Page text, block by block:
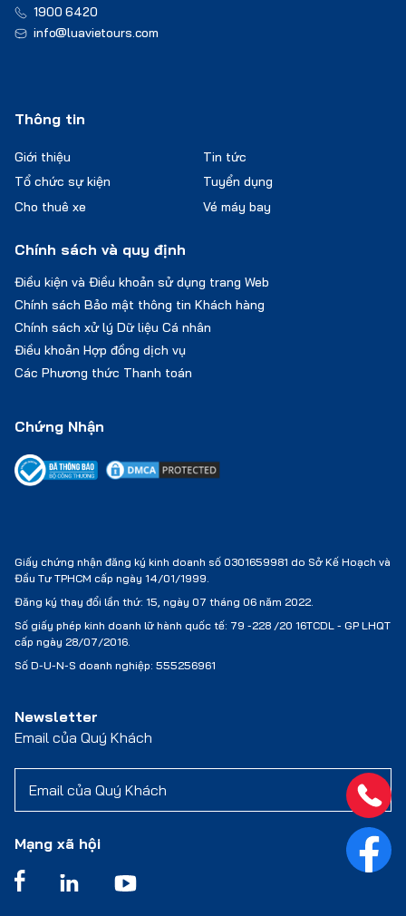
Chứng Nhận
Giấy chứng nhận đăng ký kinh doanh số 0301659981 do Sở Kế Hoạch và
Đầu Tư TPHCM cấp ngày 14/01/1999.
Đăng ký thay đổi lần thứ: 15, ngày 07 tháng 06 năm 2022.
Số giấy phép kinh doanh lữ hành quốc tế: 79 -228 /20 16TCDL - GP LHQT
cấp ngày 28/07/2016.
Số D-U-N-S doanh nghiệp: 555256961
1900 6420
info@luavietours.com
Thông tin
Giới thiệu
Tổ chức sự kiện
Cho thuê xe
Vé máy bay
Tin tức
Tuyển dụng
Chính sách và quy định
Điều kiện và Điều khoản sử dụng trang Web
Chính sách Bảo mật thông tin Khách hàng
Chính sách xử lý Dữ liệu Cá nhân
Điều khoản Hợp đồng dịch vụ
Các Phương thức Thanh toán
Newsletter
Email của Quý Khách
Mạng xã hội